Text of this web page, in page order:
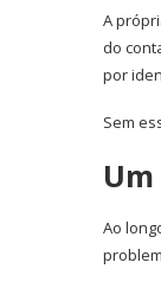
A
do
por
Sem
Ao